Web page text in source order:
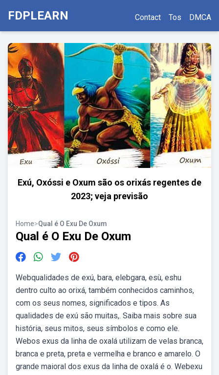
FDPLEARN Contact Tos DMCA
Exú, Oxóssi e Oxum são os orixás regentes de
2023; veja previsão
Home>Qual é O Exu De Oxum
Qual é O Exu De Oxum
Webqualidades de exú, bara, elebgara, esù, eshu
dentro culto ao orixá, também conhecidos caminhos,
com os seus nomes, significados e tipos. As
qualidades de exú são muitas,. Saiba mais sobre sua
história, seus mitos, seus símbolos e como ele.
Webos exus da linha de oxalá utilizam de velas branca,
branca e preta, preta e vermelha e branco e amarelo. O
grande maioral dos exus da linha de oxalá é o. Webexu